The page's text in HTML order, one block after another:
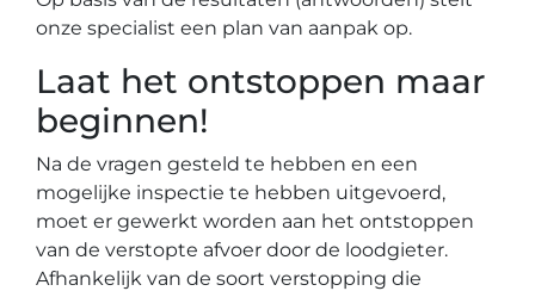
onze specialist een plan van aanpak op.
Laat het ontstoppen maar
beginnen!
Na de vragen gesteld te hebben en een
mogelijke inspectie te hebben uitgevoerd,
moet er gewerkt worden aan het ontstoppen
van de verstopte afvoer door de loodgieter.
Afhankelijk van de soort verstopping die